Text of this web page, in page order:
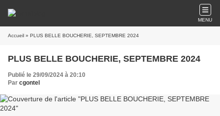
MENU
Accueil » PLUS BELLE BOUCHERIE, SEPTEMBRE 2024
PLUS BELLE BOUCHERIE, SEPTEMBRE 2024
Publié le 29/09/2024 à 20:10
Par cgontel